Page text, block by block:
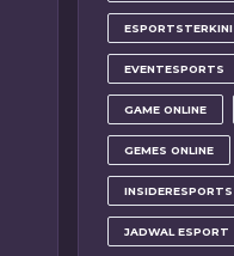
ESPORTSTERKINI
EVENTESPORTS
GAME ONLINE
GEMES ONLINE
INSIDERESPORTS
JADWAL ESPORT